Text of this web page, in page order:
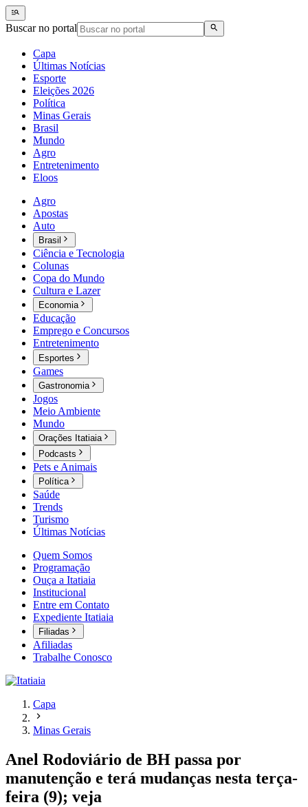
Buscar no portal
Capa
Últimas Notícias
Esporte
Eleições 2026
Política
Minas Gerais
Brasil
Mundo
Agro
Entretenimento
Eloos
Agro
Apostas
Auto
Brasil
Ciência e Tecnologia
Colunas
Copa do Mundo
Cultura e Lazer
Economia
Educação
Emprego e Concursos
Entretenimento
Esportes
Games
Gastronomia
Jogos
Meio Ambiente
Mundo
Orações Itatiaia
Podcasts
Pets e Animais
Política
Saúde
Trends
Turismo
Últimas Notícias
Quem Somos
Programação
Ouça a Itatiaia
Institucional
Entre em Contato
Expediente Itatiaia
Filiadas
Afiliadas
Trabalhe Conosco
Capa
Minas Gerais
Anel Rodoviário de BH passa por
manutenção e terá mudanças nesta terça-
feira (9); veja